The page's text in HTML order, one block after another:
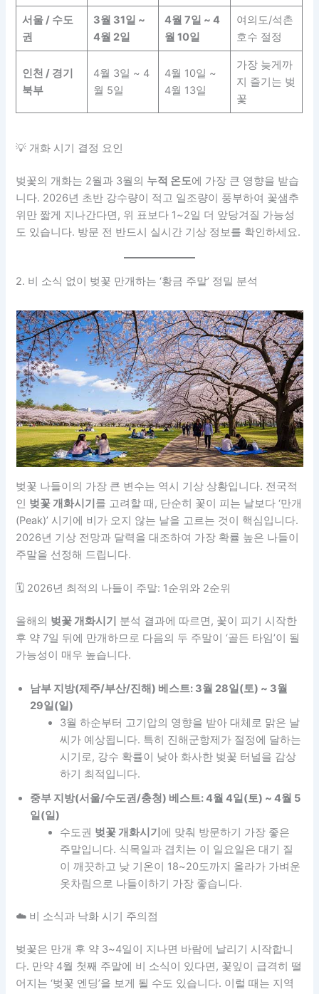
서울 / 수도
권
3월 31일 ~
4월 2일
4월 7일 ~ 4
월 10일
여의도/석촌
호수 절정
인천 / 경기
북부
4월 3일 ~ 4
월 5일
4월 10일 ~
4월 13일
가장 늦게까
지 즐기는 벚
꽃
💡 개화 시기 결정 요인
벚꽃의 개화는 2월과 3월의 누적 온도에 가장 큰 영향을 받습
니다. 2026년 초반 강수량이 적고 일조량이 풍부하여 꽃샘추
위만 짧게 지나간다면, 위 표보다 1~2일 더 앞당겨질 가능성
도 있습니다. 방문 전 반드시 실시간 기상 정보를 확인하세요.
2. 비 소식 없이 벚꽃 만개하는 ‘황금 주말’ 정밀 분석
벚꽃 나들이의 가장 큰 변수는 역시 기상 상황입니다. 전국적
인 벚꽃 개화시기 를 고려할 때, 단순히 꽃이 피는 날보다 ‘만개
(Peak)’ 시기에 비가 오지 않는 날을 고르는 것이 핵심입니다.
2026년 기상 전망과 달력을 대조하여 가장 확률 높은 나들이
주말을 선정해 드립니다.
🗓️ 2026년 최적의 나들이 주말: 1순위와 2순위
올해의 벚꽃 개화시기
분석 결과에 따르면, 꽃이 피기 시작한
후 약 7일 뒤에 만개하므로 다음의 두 주말이 ‘골든 타임’이 될
가능성이 매우 높습니다.
남부 지방(제주/부산/진해) 베스트: 3월 28일(토) ~ 3월
29일(일)
3월 하순부터 고기압의 영향을 받아 대체로 맑은 날
씨가 예상됩니다. 특히 진해군항제가 절정에 달하는
시기로, 강수 확률이 낮아 화사한 벚꽃 터널을 감상
하기 최적입니다.
중부 지방(서울/수도권/충청) 베스트: 4월 4일(토) ~ 4월 5
일(일)
수도권 벚꽃 개화시기 에 맞춰 방문하기 가장 좋은
주말입니다. 식목일과 겹치는 이 일요일은 대기 질
이 깨끗하고 낮 기온이 18~20도까지 올라가 가벼운
옷차림으로 나들이하기 가장 좋습니다.
☁️ 비 소식과 낙화 시기 주의점
벚꽃은 만개 후 약 3~4일이 지나면 바람에 날리기 시작합니
다. 만약 4월 첫째 주말에 비 소식이 있다면, 꽃잎이 급격히 떨
어지는 ‘벚꽃 엔딩’을 보게 될 수도 있습니다. 이럴 때는 지역